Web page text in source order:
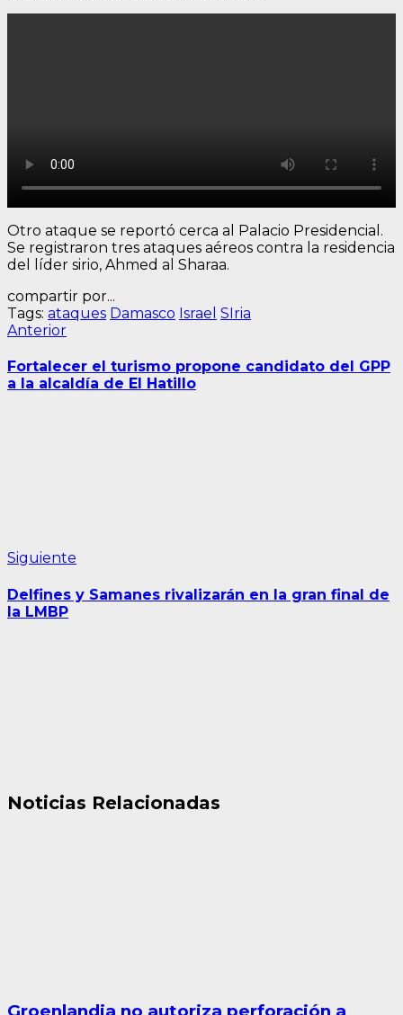
Otro ataque se reportó cerca al Palacio Presidencial.
Se registraron tres ataques aéreos contra la residencia
del líder sirio, Ahmed al Sharaa.
compartir por...
Tags: ataques Damasco Israel SIria
Navegación
de
entradas
AnteriorEntrada
Fortalecer el turismo propone candidato del GPP
a la alcaldía de El Hatillo
Siguiente
Delfines y Samanes rivalizarán en la gran final de
la LMBP
Noticias Relacionadas
Groenlandia no autoriza perforación a